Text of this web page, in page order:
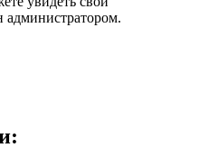
администратором.